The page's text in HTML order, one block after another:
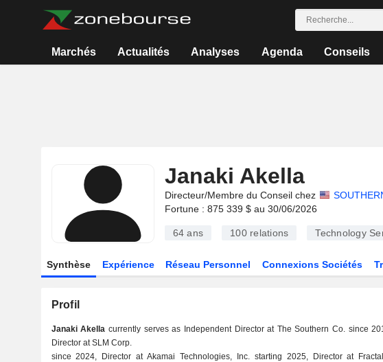
Marchés Actualités Analyses Agenda Conseils
Janaki Akella
Directeur/Membre du Conseil chez
Fortune : 875 339 $ au 30/06/2026
64 ans 100relations Technology
Synthèse Expérience Réseau Personnel Connexions Sociétés
Profil
Janaki Akella currently serves as Independent Director at The Southern Co. since
Director at SLM Corp.
since 2024, Director at Akamai Technologies, Inc. starting 2025, Director at